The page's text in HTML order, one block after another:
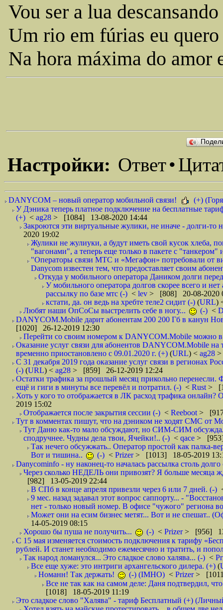
Vou ser a lua
Um rio em fúrias eu quero
Na hora máxima do amor
Настройки: Ответ•
DANYCOM – новый оператор мобильной связи!
(+)
У Дэника теперь платное подключение на бесплатные
(+) < ag28 > [1084] 13-08-2020 14:44
Закроются эти виртуальные жулики, не иначе - долги-то
2020 19:02
Жулики не жулиуки, а будут иметь свой кусок хлеба,
"вагонами", а теперь еще только в пакете с
"Операторы связи МТС и «Мегафон» потребовали от
Danycom известен тем, что предоставляет своим
Откуда у мобильного оператора Даником долги
У мобильного оператора долгов скорее всего и
рассылку по базе мтс (-) < lev > [808] 20-08-2020
кстати, да. он ведь на хребте теле2 сидит (-) (URL)
Любят наши ОпСоСы выстрелить себе в ногу...
(-) <
DANYCOM.Mobile дарит абонентам 200 200 Гб в канун
[1020] 26-12-2019 12:30
Перейти со своим номером к DANYCOM.Mobile можно в
Оказание услуг связи для абонентов DANYCOM.Mobile
временно приостановлено с 09.01.2020 г. (+) (URL) < ag28 >
С 31 декабря 2019 года оказание услуг связи в регионах
(-) (URL) < ag28 > [859] 26-12-2019 12:24
Остатки трафика за прошлый месяц прикольно
ещё и гиги в минуты все перевёл и потратил. (-) < Rust >
Хоть у кого то отображается в ЛК расход трафика
2019 15:02
Отображается после закрытия сессии (-) < Reeboot >
Тут в комментах пишут, что на дэником не ходят СМС от
Тут Даню как-то мало обсуждают, но СИМ-СИМ
сподручнее. Чудны дела твои, Ячейки!.. (-) < qace > [953]
Так нечего обсужжать.. Оператор простой как палка-
Вот и тишина..
(-) < Prizer> [1013] 18-05-2019
Danycominfo - ну наконец-то началась рассылка столь
Через сколько НЕДЕЛЬ они привозят? Я больше месяца
[982] 13-05-2019 22:44
В СПб в конце апреля привезли через 6 или 7 дней. (-)
9 мес. назад задавал этот вопрос саппорту... -
нет - только новый номер. В офисе "чужого" региона
Может они на есим бизнес метят... Вот и не спешат..
14-05-2019 08:15
Хорошо бы пуша не получить...
(-) < Prizer> [956]
С 15 мая изменяется стоимость подключения к тарифу
рублей. И станет необходимо ежемесячно и тратить, и
Так народ ломанулся... Это сладкое слово халява... (-) <
Все еще хуже: это интриги архангельского дилера. (+) (
Номанн! Так держать!
(-) (IMHO) < Prizer>
Все не так как на самом деле: Даня подтвердил,
[1018] 18-05-2019 11:19
Это сладкое слово "Халява" - тариф Бесплатный (+)